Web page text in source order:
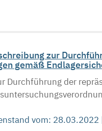
zur
gemäß
Durchführung der
vom: